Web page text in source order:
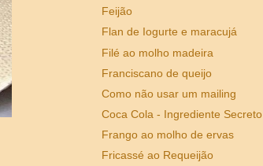
Feijão
Flan de Iogurte e maracujá
Filé ao molho madeira
Franciscano de queijo
Como não usar um mailing
Coca Cola - Ingrediente Secreto
Frango ao molho de ervas
Fricassé ao Requeijão